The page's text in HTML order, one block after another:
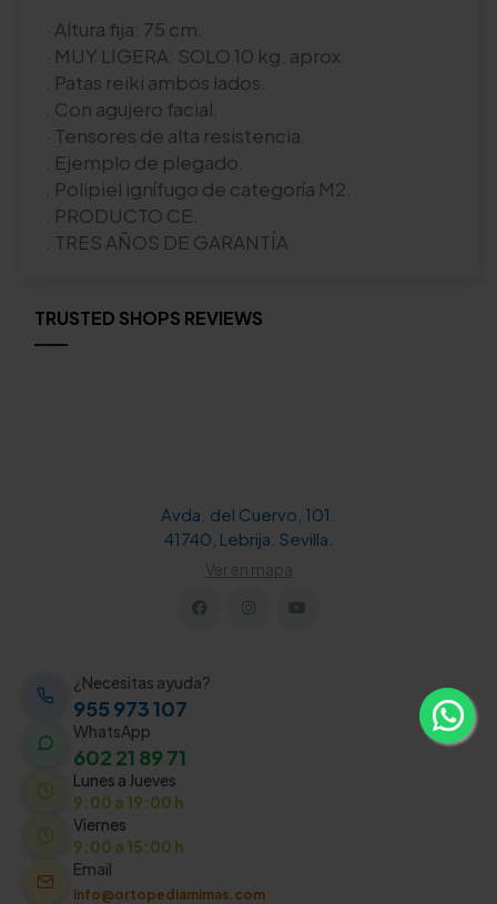
· Altura fija: 75 cm.
· MUY LIGERA: SOLO 10 kg. aprox.
. Patas reiki ambos lados.
. Con agujero facial.
· Tensores de alta resistencia.
. Ejemplo de plegado.
. Polipiel ignífugo de categoría M2.
. PRODUCTO CE.
. TRES AÑOS DE GARANTÍA
TRUSTED SHOPS REVIEWS
Avda. del Cuervo, 101.
41740, Lebrija. Sevilla.
Ver en mapa
¿Necesitas ayuda?
955 973 107
WhatsApp
602 21 89 71
Lunes a Jueves
9:00 a 19:00 h
Viernes
9:00 a 15:00 h
Email
info@ortopediamimas.com